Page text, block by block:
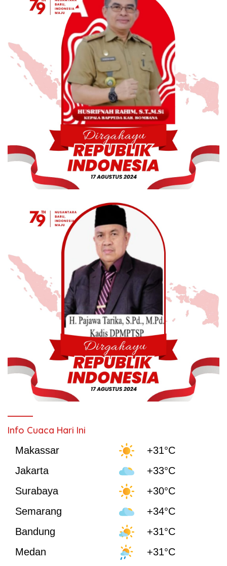
Info Cuaca Hari Ini
Makassar
+31°C
Jakarta
+33°C
Surabaya
+30°C
Semarang
+34°C
Bandung
+31°C
Medan
+31°C